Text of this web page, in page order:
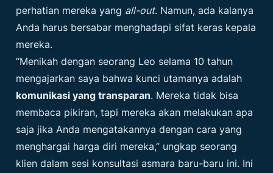
perhatian mereka yang all-out. Namun, ada kalanya
Anda harus bersabar menghadapi sifat keras kepala
mereka.
“Menikah dengan seorang Leo selama 10 tahun
mengajarkan saya bahwa kunci utamanya adalah
komunikasi yang transparan. Mereka tidak bisa
membaca pikiran, tapi mereka akan melakukan apa
saja jika Anda mengatakannya dengan cara yang
menghargai harga diri mereka,” ungkap seorang
klien dalam sesi konsultasi asmara baru-baru ini. Ini